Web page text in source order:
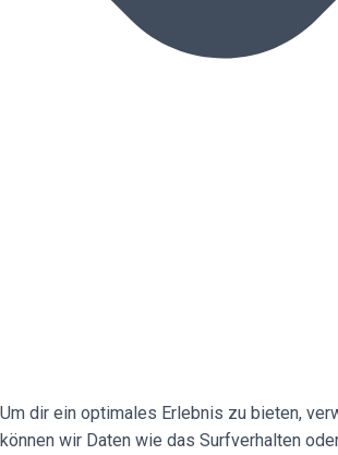
Um dir ein optimales Erlebnis zu bieten,
können wir Daten wie das Surfverhalten